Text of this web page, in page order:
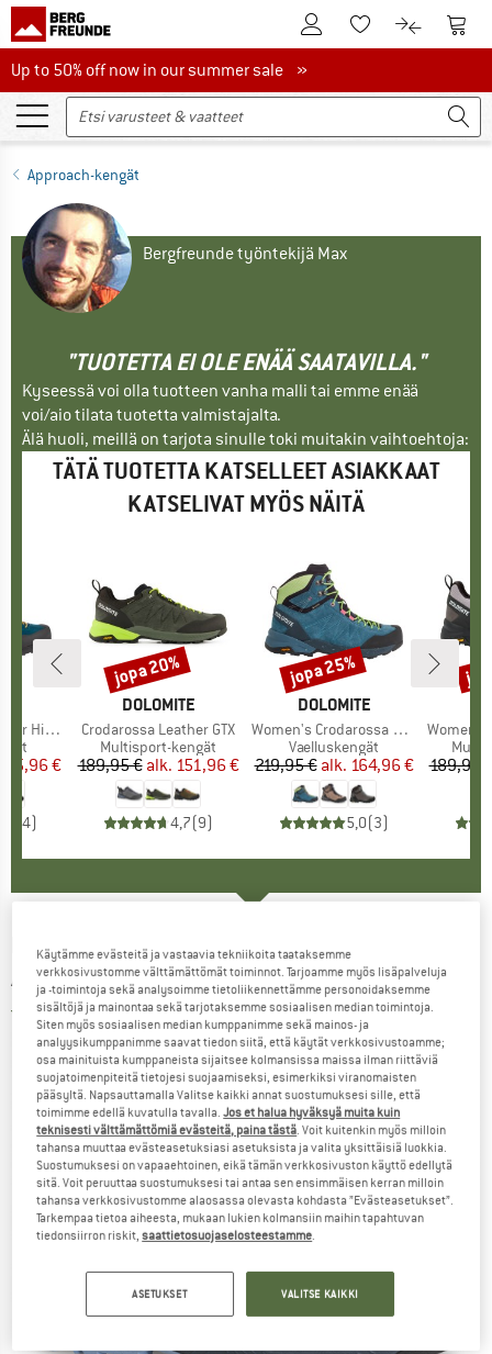
Tästä asiakastililleTästä toivelistalle.
Tästä
Up to 50% off now in our summer sale
Up to 50% off now in our summer sale »
Approach-kengät
Bergfreunde työntekijä Max
"TUOTETTA EI OLE ENÄÄ SAATAVILLA."
Kyseessä voi olla tuotteen vanha malli tai emme enää
voi/aio tilata tuotetta valmistajalta.
Älä huoli, meillä on tarjota sinulle toki muitakin vaihtoehtoja:
TÄTÄ TUOTETTA KATSELLEET ASIAKKAAT
KATSELIVAT MYÖS NÄITÄ
GTX
hinta
175,96 €
4)
MERKKI
DOLOMITE
Tuote
Crodarossa Leather GTX
Tuoteryhmä
Multisport-kengät
Hinta
189,95 € Alennettu hinta
alk. 151,96 €
4,7(9)
Alennus
jopa 20%
MERKKI
DOLOMITE
Tuote
Women's Crodarossa Leather High GTX
Tuoteryhmä
Vaelluskengät
Hinta
219,95 € Alennettu hinta
alk. 164,96 €
5,0(3)
Alennus
jopa 25%
Tuote
Women's
189,95
DOLOMITE - Women's Crodarossa Tech GTX -
Approach-kengät
5,0(1)
Käytämme evästeitä ja vastaavia tekniikoita taataksemme
verkkosivustomme välttämättömät toiminnot. Tarjoamme myös lisäpalveluja
ja -toimintoja sekä analysoimme tietoliikennettämme personoidaksemme
sisältöjä ja mainontaa sekä tarjotaksemme sosiaalisen median toimintoja.
Siten myös sosiaalisen median kumppanimme sekä mainos- ja
analyysikumppanimme saavat tiedon siitä, että käytät verkkosivustoamme;
osa mainituista kumppaneista sijaitsee kolmansissa maissa ilman riittäviä
suojatoimenpiteitä tietojesi suojaamiseksi, esimerkiksi viranomaisten
pääsyltä. Napsauttamalla Valitse kaikki annat suostumuksesi sille, että
toimimme edellä kuvatulla tavalla.Jos et halua hyväksyä muita kuin
teknisesti välttämättömiä evästeitä, paina tästä . Voit kuitenkin myös milloin
tahansa muuttaa evästeasetuksiasi asetuksista ja valita yksittäisiä luokkia.
Suostumuksesi on vapaaehtoinen, eikä tämän verkkosivuston käyttö edellytä
sitä. Voit peruuttaa suostumuksesi tai antaa sen ensimmäisen kerran milloin
tahansa verkkosivustomme alaosassa olevasta kohdasta ”Evästeasetukset”.
Tarkempaa tietoa aiheesta, mukaan lukien kolmansiin maihin tapahtuvan
tiedonsiirron riskit,saattietosuojaselosteestamme
ASETUKSET VALITSE KAIKKI